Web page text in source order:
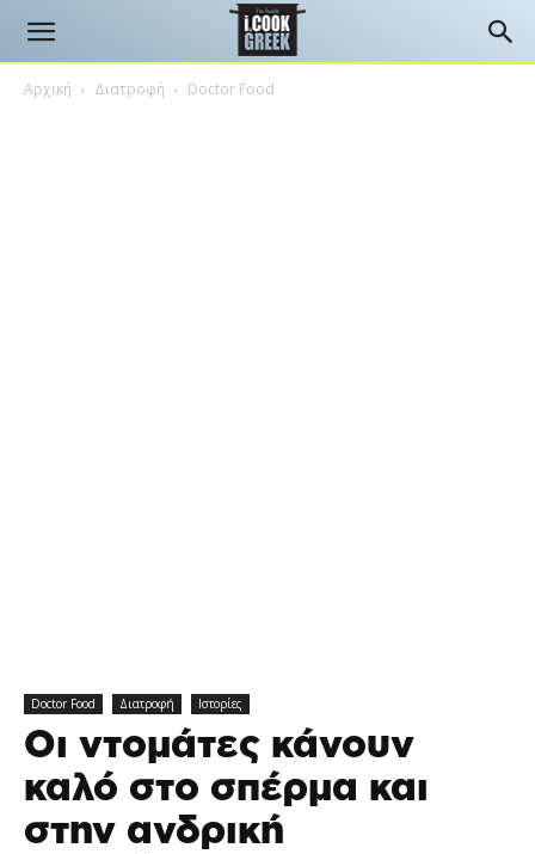
Αρχική Διατροφή Doctor Food
Doctor Food Διατροφή Ιστορίες
Οι ντομάτες κάνουν
καλό στο σπέρμα και
στην ανδρική